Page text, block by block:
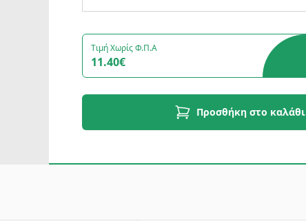
Τιμή Χωρίς Φ.Π.Α
11.40€
Προσθήκη στο καλάθι